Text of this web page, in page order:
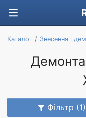
Каталог Знесення і
Фільтр (1)